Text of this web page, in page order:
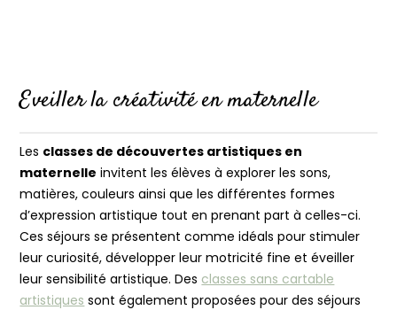
Eveiller la créativité en maternelle
Les classes de découvertes artistiques en
maternelle invitent les élèves à explorer les sons,
matières, couleurs ainsi que les différentes formes
d’expression artistique tout en prenant part à celles-ci.
Ces séjours se présentent comme idéals pour stimuler
leur curiosité, développer leur motricité fine et éveiller
leur sensibilité artistique. Des classes sans cartable
artistiques sont également proposées pour des séjours